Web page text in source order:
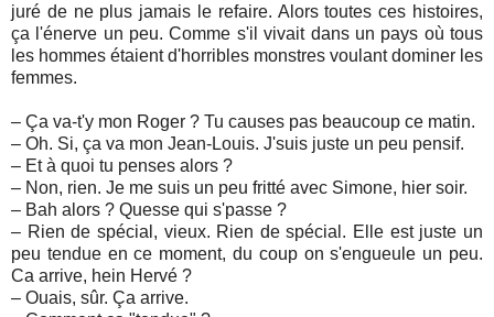
juré de ne plus jamais le refaire. Alors toutes ces histoires,
ça l'énerve un peu. Comme s'il vivait dans un pays où tous
les hommes étaient d'horribles monstres voulant dominer les
femmes.
– Ça va-t'y mon Roger ? Tu causes pas beaucoup ce matin.
– Oh. Si, ça va mon Jean-Louis. J'suis juste un peu pensif.
– Et à quoi tu penses alors ?
– Non, rien. Je me suis un peu fritté avec Simone, hier soir.
– Bah alors ? Quesse qui s'passe ?
– Rien de spécial, vieux. Rien de spécial. Elle est juste un
peu tendue en ce moment, du coup on s'engueule un peu.
Ca arrive, hein Hervé ?
– Ouais, sûr. Ça arrive.